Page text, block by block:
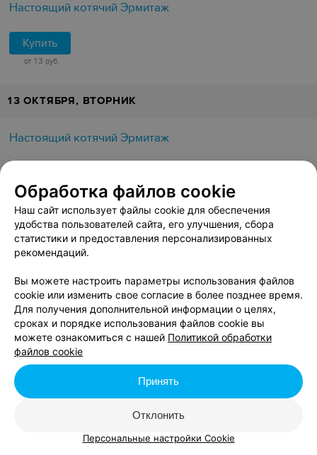
Настоящий котячий Эрмитаж
Купить
от 13 руб.
13 ОКТЯБРЯ, ВТОРНИК
Настоящий котячий Эрмитаж
от 13 руб.
14 ОКТЯБРЯ, СРЕДА
Купить
от 13 руб.
15 ОКТЯБРЯ, ЧЕТВЕРГ
Настоящий котячий Эрмитаж
Обработка файлов cookie
Наш сайт использует файлы cookie для обеспечения
удобства пользователей сайта, его улучшения, сбора
статистики и предоставления персонализированных
рекомендаций.
Вы можете настроить параметры использования файлов
cookie или изменить свое согласие в более позднее время.
Для получения дополнительной информации о целях,
сроках и порядке использования файлов cookie вы
можете ознакомиться с нашей Политикой обработки
файлов cookie
Отклонить
Принять
Персональные настройки Cookie